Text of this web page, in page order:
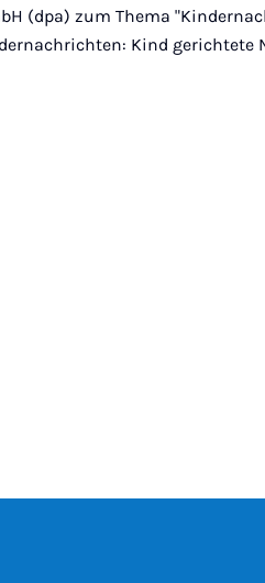
(dpa) zum Thema
Kind gerichtete